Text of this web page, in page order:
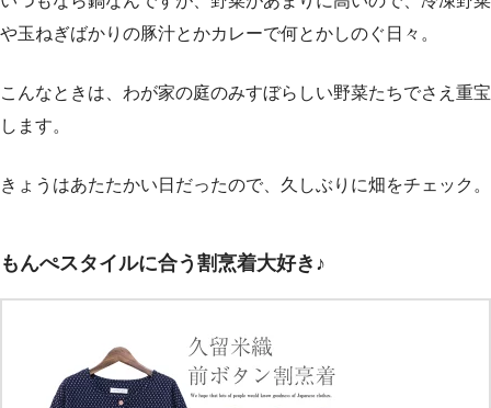
や玉ねぎばかりの豚汁とかカレーで何とかしのぐ日々。
こんなときは、わが家の庭のみすぼらしい野菜たちでさえ重宝
します。
きょうはあたたかい日だったので、久しぶりに畑をチェック。
もんぺスタイルに合う割烹着大好き♪